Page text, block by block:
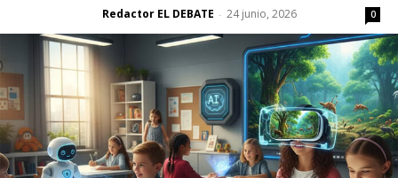
Redactor EL DEBATE - 24 junio, 2026 0